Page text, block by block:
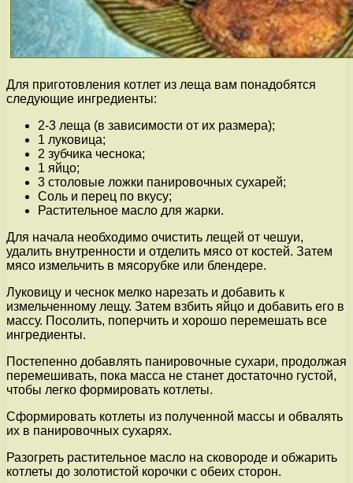
Для приготовления котлет из леща вам понадобятся
следующие ингредиенты:
2-3 леща (в зависимости от их размера);
1 луковица;
2 зубчика чеснока;
1 яйцо;
3 столовые ложки панировочных сухарей;
Соль и перец по вкусу;
Растительное масло для жарки.
Для начала необходимо очистить лещей от чешуи,
удалить внутренности и отделить мясо от костей. Затем
мясо измельчить в мясорубке или блендере.
Луковицу и чеснок мелко нарезать и добавить к
измельченному лещу. Затем взбить яйцо и добавить его в
массу. Посолить, поперчить и хорошо перемешать все
ингредиенты.
Постепенно добавлять панировочные сухари, продолжая
перемешивать, пока масса не станет достаточно густой,
чтобы легко формировать котлеты.
Сформировать котлеты из полученной массы и обвалять
их в панировочных сухарях.
Разогреть растительное масло на сковороде и обжарить
котлеты до золотистой корочки с обеих сторон.